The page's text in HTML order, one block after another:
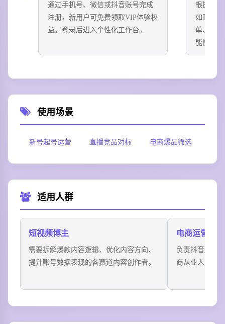
通过手机号、微信或抖音账号完成
注册，新用户可免费领取VIP体验权
益，登录后进入个性化工作台。
根据自
如直播
单、达
能快捷
使用场景
新号起号运营 直播竞品对标 电商爆品筛选
适用人群
短视频博主
需要拆解爆款内容逻辑、优化内容方向、
提升账号数据表现的各赛道内容创作者。
电商运营
负责抖音店铺
商从业人员，